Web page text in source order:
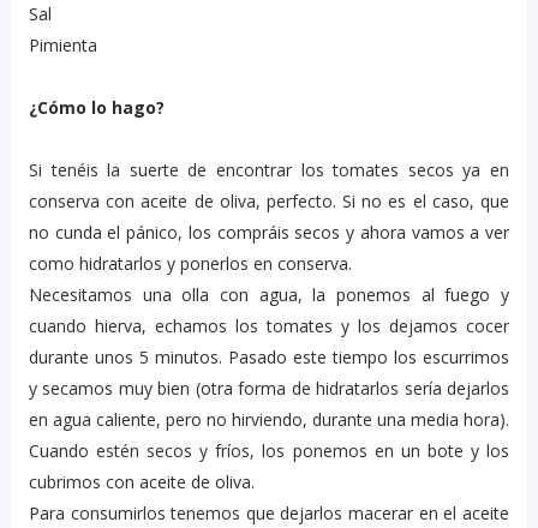
Sal
Pimienta
¿Cómo lo hago?
Si tenéis la suerte de encontrar los tomates secos ya en
conserva con aceite de oliva, perfecto. Si no es el caso, que
no cunda el pánico, los compráis secos y ahora vamos a ver
como hidratarlos y ponerlos en conserva.
Necesitamos una olla con agua, la ponemos al fuego y
cuando hierva, echamos los tomates y los dejamos cocer
durante unos 5 minutos. Pasado este tiempo los escurrimos
y secamos muy bien (otra forma de hidratarlos sería dejarlos
en agua caliente, pero no hirviendo, durante una media hora).
Cuando estén secos y fríos, los ponemos en un bote y los
cubrimos con aceite de oliva.
Para consumirlos tenemos que dejarlos macerar en el aceite